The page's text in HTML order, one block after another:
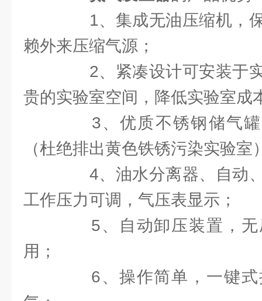
1、集成无油压缩机，保
赖外来压缩气源；
2、紧凑设计可安装于实
贵的实验室空间，降低实验室成
3、优质不锈钢储气罐
（杜绝排出黄色铁锈污染实验室
4、油水分离器、自动、
工作压力可调，气压表显示；
5、自动卸压装置，无
用；
6、操作简单，一键式